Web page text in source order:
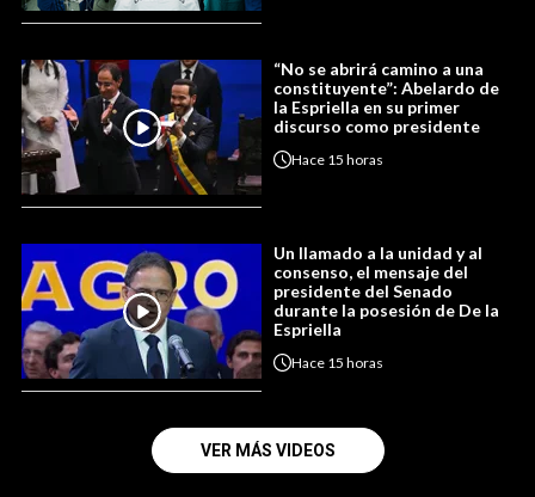
“No se abrirá camino a una
constituyente”: Abelardo de
la Espriella en su primer
discurso como presidente
Hace 15 horas
Un llamado a la unidad y al
consenso, el mensaje del
presidente del Senado
durante la posesión de De la
Espriella
Hace 15 horas
VER MÁS VIDEOS